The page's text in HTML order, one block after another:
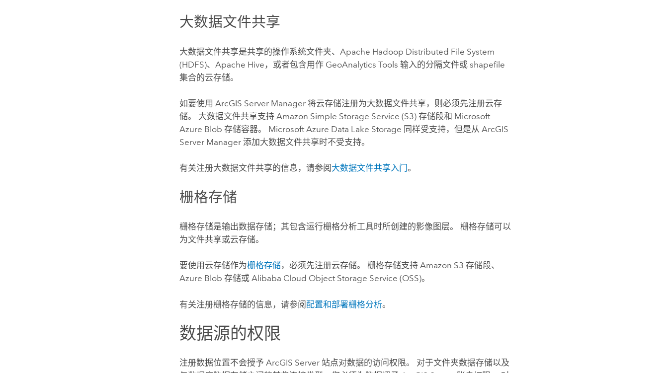
大数据文件共享
大数据文件共享是共享的操作系统文件夹、Apache Hadoop Distributed File System
(HDFS)、Apache Hive ，或者包含用作 GeoAnalytics Tools 输入的分隔文件或 shapefile
集合的云存储。
如要使用ArcGIS Server Manager 将云存储注册为大数据文件共享，则必须先注册云存
储。 大数据文件共享支持Amazon Simple Storage Service (S3) 存储段和 Microsoft
Azure Blob 存储容器。 Microsoft Azure Data Lake Storage 同样受支持，但是从ArcGIS
Server Manager 添加大数据文件共享时不受支持。
有关注册大数据文件共享的信息，请参阅 大数据文件共享入门。
栅格存储
栅格存储是输出数据存储；其包含运行栅格分析工具时所创建的影像图层。 栅格存储可以
为文件共享或云存储。
要使用云存储作为栅格存储，必须先注册云存储。 栅格存储支持Amazon S3 存储段、
Azure Blob 存储或Alibaba Cloud Object Storage Service (OSS)。
有关注册栅格存储的信息，请参阅配置和部署栅格分析。
数据源的权限
注册数据位置不会授予ArcGIS Server 站点对数据的访问权限。 对于文件夹数据存储以及